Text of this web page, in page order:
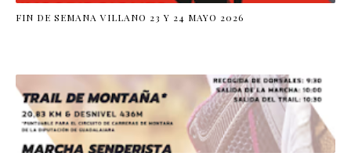
FIN DE SEMANA VILLANO 23 Y 24 MAYO 2026